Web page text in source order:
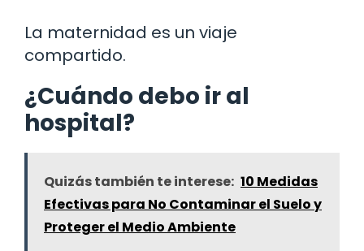
La maternidad es un viaje
compartido.
¿Cuándo debo ir al
hospital?
Quizás también te interese: 10 Medidas
Efectivas para No Contaminar el Suelo y
Proteger el Medio Ambiente